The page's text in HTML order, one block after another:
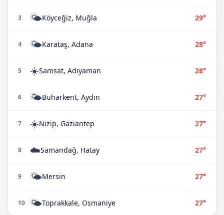
3 🌤️Köyceğiz, Muğla 29°
4 🌤️Karataş, Adana 28°
5 ☀️Samsat, Adıyaman 28°
6 🌤️Buharkent, Aydın 27°
7 ☀️Nizip, Gaziantep 27°
8 ☁️Samandağ, Hatay 27°
9 🌤️Mersin 27°
10 🌤️Toprakkale, Osmaniye 27°